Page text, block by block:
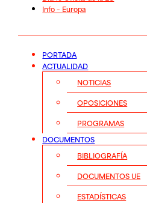
Info – Europa
PORTADA
ACTUALIDAD
NOTICIAS
OPOSICIONES
PROGRAMAS
DOCUMENTOS
BIBLIOGRAFÍA
DOCUMENTOS UE
ESTADÍSTICAS